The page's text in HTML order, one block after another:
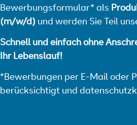
Bewerbungsformular* als
(m/w/d) und werden Sie Teil
Schnell und einfach ohne
Ihr Lebenslauf!
*Bewerbungen per E-Mail oder
berücksichtigt und